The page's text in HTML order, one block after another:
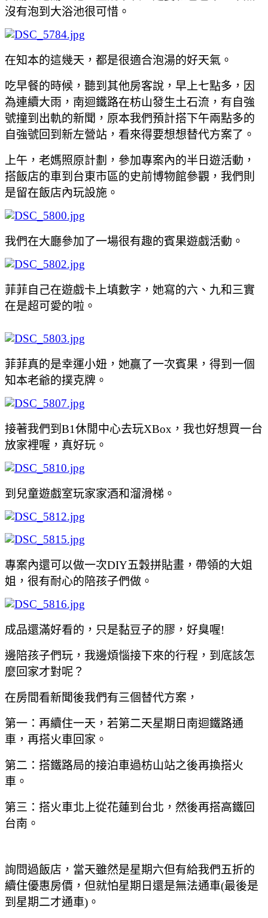
沒有泡到大浴池很可惜。
在知本的這幾天 ，都是很適合泡湯的好天氣。
吃早餐的時候 ，聽到其他房客說 ，早上七點多 ，因
為連續大雨 ， 南迴鐵路在枋山發生土石流 ，有自強
號撞到出軌的新聞 ，原本我們預計搭下午兩點多的
自強號回到新左營站 ，看來得要想想替代方案了。
上午 ， 老媽照原計劃 ，參加專案內的半日遊活動 ，
搭飯店的車到台東市區的史前博物館參觀 ，我們則
是留在飯店內玩設施 。
我們在大廳參加了一場很有趣的賓果遊戲活動。
菲菲自己在遊戲卡上填數字 ，她寫的六、九和三實
在是超可愛的啦 。
菲菲真的是幸運小妞 ，她贏了一次賓果 ，得到一個
知本老爺的撲克牌。
接著我們到B1休閒中心去玩XBox ，我也好想買一台
放家裡喔 ，真好玩。
到兒童遊戲室玩家家酒和溜滑梯。
專案內還可以做一次DIY五穀拼貼畫 ，帶領的大姐
姐 ，很有耐心的陪孩子們做。
成品還滿好看的 ，只是黏豆子的膠 ，好臭喔!
邊陪孩子們玩 ，我邊煩惱接下來的行程 ，到底該怎
麼回家才對呢？
在房間看新聞後我們有三個替代方案 ，
第一：再續住一天 ，若第二天星期日南迴鐵路通
車 ，再搭火車回家。
第二 ：搭鐵路局的接泊車過枋山站之後再換搭火
車 。
第三 ：搭火車北上從花蓮到台北 ，然後再搭高鐵回
台南 。
詢問過飯店 ，當天雖然是星期六但有給我們五折的
續住優惠房價 ，但就怕星期日還是無法通車(最後是
到星期二才通車) 。